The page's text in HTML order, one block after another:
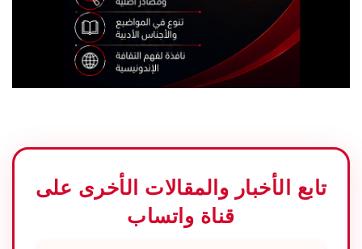
تابع الأخبار والمقالات الأخرى على
قناة واتساب